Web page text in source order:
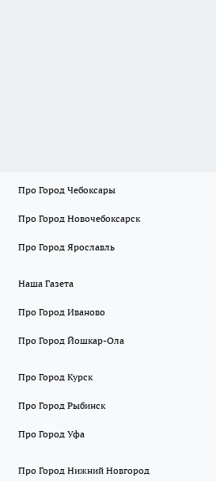
Про Город Чебоксары
Про Город Новочебоксарск
Про Город Ярославль
Наша Газета
Про Город Иваново
Про Город Йошкар-Ола
Про Город Курск
Про Город Рыбинск
Про Город Уфа
Про Город Нижний Новгород